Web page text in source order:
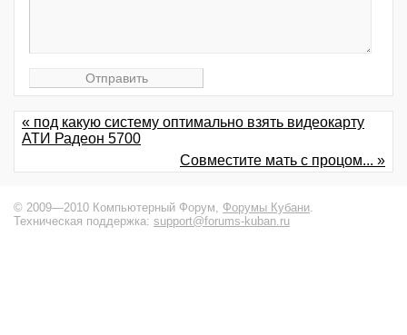
« под какую систему оптимально взять видеокарту
АТИ Радеон 5700
Совместите мать с процом... »
© 2009—2010 Компьютерный Форум, Форумы Кубани.
Техническая поддержка: support@forums-kuban.ru